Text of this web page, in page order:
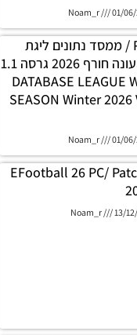
Noam_r 01/
PES21 PC / ממסד נתונים ליגת
WINNER עונה חורף 2026 גרסה 1.1
– DATABASE LEAGUE
SEASON Winter 2026
Noam_r 01/
EFootball 26 PC/
Noam_r 13/